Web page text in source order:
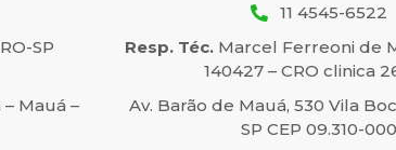
SP
Mauá –
11 4545-6522
Resp. Téc. Marcel Ferreoni de
140427 – CRO clinica
Av. Barão de Mauá, 530 Vila
SP CEP 09.310-000